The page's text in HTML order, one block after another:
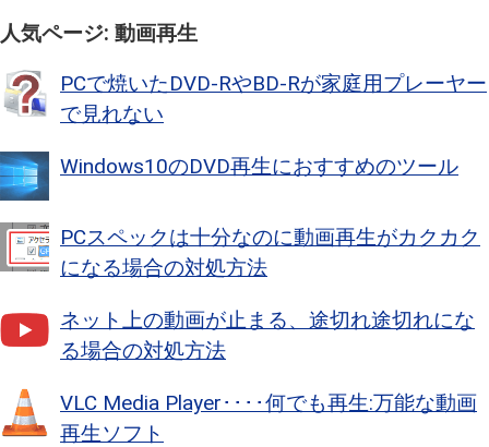
人気ページ: 動画再生
PCで焼いたDVD-RやBD-Rが家庭用プレーヤー
で見れない
Windows10のDVD再生におすすめのツール
PCスペックは十分なのに動画再生がカクカク
になる場合の対処方法
ネット上の動画が止まる、途切れ途切れにな
る場合の対処方法
VLC Media Player････何でも再生:万能な動画
再生ソフト